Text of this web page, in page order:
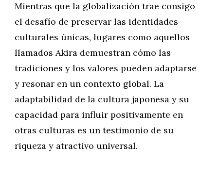
Mientras que la globalización trae consigo
el desafío de preservar las identidades
culturales únicas, lugares como aquellos
llamados Akira demuestran cómo las
tradiciones y los valores pueden adaptarse
y resonar en un contexto global. La
adaptabilidad de la cultura japonesa y su
capacidad para influir positivamente en
otras culturas es un testimonio de su
riqueza y atractivo universal.